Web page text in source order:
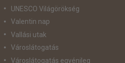
UNESCO Világörökség
Valentin nap
Vallási utak
Városlátogatás
Városlátogatás egyénileg